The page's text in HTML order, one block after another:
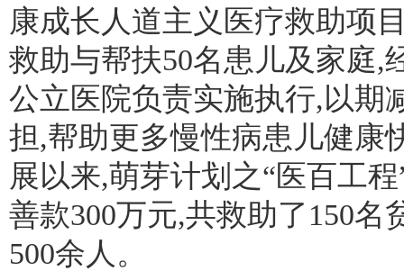
康成长人道主义医疗救助项
救助与帮扶50名患儿及家庭,
公立医院负责实施执行,以期
担,帮助更多慢性病患儿健康
展以来,萌芽计划之“医百工
善款300万元,共救助了150名
500余人。